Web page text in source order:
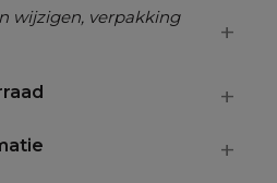
wijzigen, verpakking